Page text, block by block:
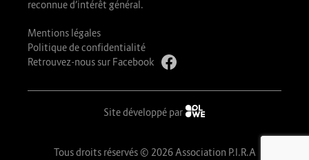
reconnue d’intérêt général.
Mentions légales
Politique de confidentialité
Retrouvez-nous sur Facebook
Site développé par
Tous droits réservés © 2026 Association P.I.R.A